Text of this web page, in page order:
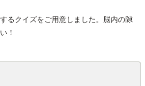
るクイズをご用意しました。脳内の隙
！